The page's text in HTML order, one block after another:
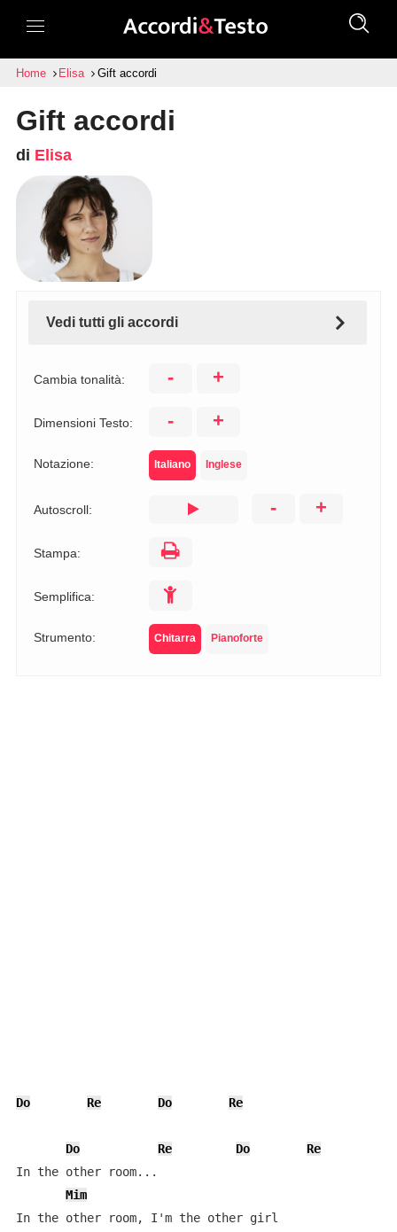
Home Elisa Gift accordi
Gift accordi
di Elisa
Vedi tutti gli accordi
Cambia tonalità: - +
Dimensioni Testo: - +
Notazione: Italiano Inglese
Autoscroll: - +
Stampa:
Semplifica:
Strumento: Chitarra Pianoforte
Do Re Do Re
Do Re Do
Re
In the other room...
Mim
In the other room, I'm the other girl